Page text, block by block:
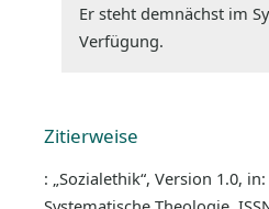
Er steht demnächst im
Verfügung.
Zitierweise
: „Sozialethik“, Version 1.0,